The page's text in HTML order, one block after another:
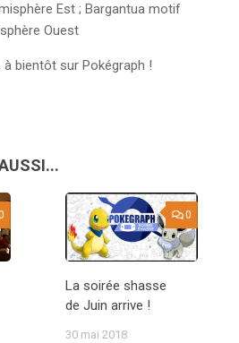
Est ; Bargantua motif
Ouest
bientôt sur Pokégraph !
0
La soirée shasse
de Juin arrive !
30 mai 2018